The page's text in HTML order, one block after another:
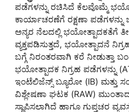
ಪಡೆಗಳನ್ನು ರಚಿಸಿದೆ ಕೆಲವೊಮ್ಮೆ
ಕಾರ್ಯಾಚರಣೆಗೆ ರಕ್ಷಣಾ ಪಡೆಗಳನ್ನು
ಅನ್ಯರ ನೆಲದಲ್ಲಿ ಭಯೋತ್ಪಾದಕತೆಗೆ
ವ್ಯಕ್ತಪಡಿಸುತ್ತದೆ, ಭಯೋತ್ಪಾದನೆ
ಬಗ್ಗೆ ನಿರಂತರವಾಗಿ ಕರೆ ನೀಡುತ್ತಾ
ಭಯೋತ್ಪಾದಕ ನಿಗ್ರಹ ಪಡೆಗಳನ್ನು
ಇಂಟೆಲಿಜೆನ್ಸ್ ಬ್ಯೂರೋ (IB) ಮತ್ತು
ವಿಶ್ಲೇಷಣಾ ಘಟಕ (RAW) ಮುಂತಾದ
ಸ್ಥಾಪಿಸಲಾಗಿದೆ ಹಾಗೂ ಗುಪ್ತಚರ